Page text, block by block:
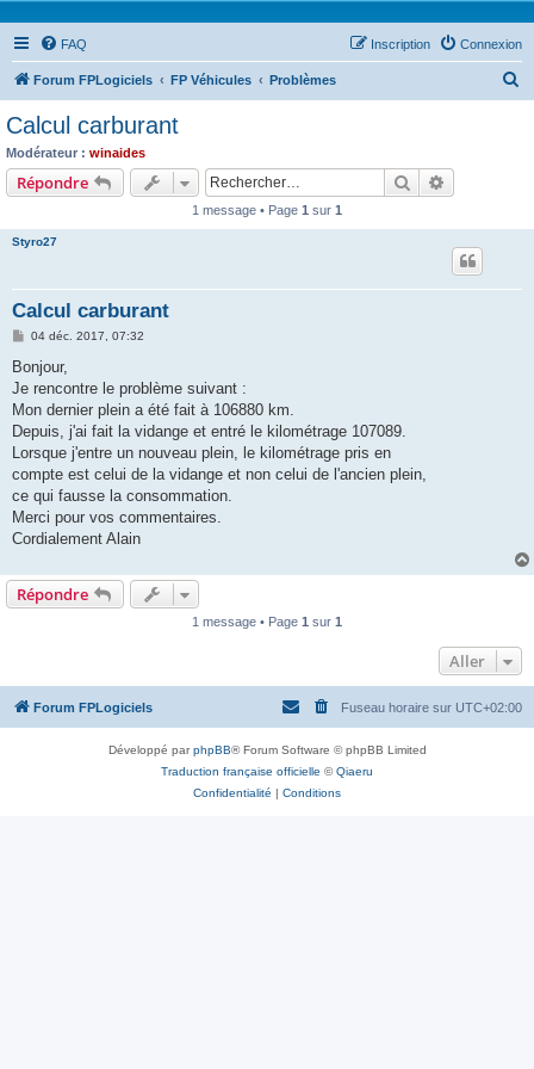
FAQ Connexion
Inscription
Forum FPLogiciels FP Véhicules Problèmes
Calcul carburant
Modérateur : winaides
Répondre Rechercher
1 message • Page 1 sur 1
Styro27
Calcul carburant
M
s
a
g
04 déc. 2017, 07:32
Bonjour,
Je rencontre le problème suivant :
Mon dernier plein a été fait à 106880 km.
Depuis, j'ai fait la vidange et entré le kilométrage 107089.
Lorsque j'entre un nouveau plein, le kilométrage pris en
compte est celui de la vidange et non celui de l'ancien plein,
ce qui fausse la consommation.
Merci pour vos commentaires.
Cordialement Alain
Répondre
1 message • Page 1 sur 1
Aller
Forum FPLogiciels Fuseau horaire sur UTC+02:00
Développé parphpBB® Forum Software © phpBB Limited
Traduction française officielle ©Qiaeru
Confidentialité | Conditions